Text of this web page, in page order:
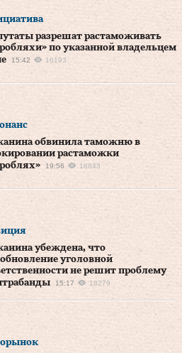
разрешат растаможивать
по указанной владельцем
15:42 16193
обвинила таможню в
растаможки
19:56 18843
убеждена, что
уголовной
не решит проблему
15:17 18279